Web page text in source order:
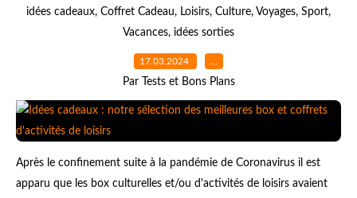
idées cadeaux, Coffret Cadeau, Loisirs, Culture, Voyages, Sport,
Vacances, idées sorties
17.03.2024 …
Par Tests et Bons Plans
Après le confinement suite à la pandémie de Coronavirus il est
apparu que les box culturelles et/ou d'activités de loisirs avaient